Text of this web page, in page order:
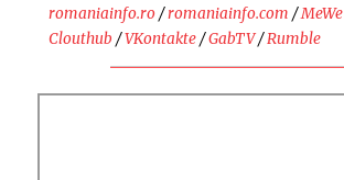
romaniainfo.ro/romaniainfo.com /MeWe
Clouthub /VKontakte/GabTV/Rumble